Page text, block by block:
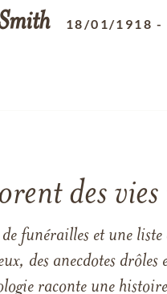
18/01/1918
des
funérailles et une liste
des anecdotes
raconte une